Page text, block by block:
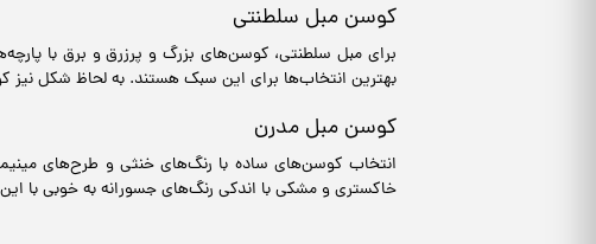
کوسن مبل سلطنتی
برای مبل سلطنتی، کوسن‌های بزرگ و پرزرق و برق با
بهترین انتخاب‌ها برای این سبک هستند. به لحاظ شکل
کوسن مبل مدرن
انتخاب کوسن‌های ساده با رنگ‌های خنثی و طرح‌های
خاکستری و مشکی با اندکی رنگ‌های جسورانه به خوبی با